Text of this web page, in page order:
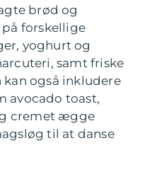
brød og
forskellige
yoghurt og
samt friske
også inkludere
avocado toast,
cremet ægge
til at danse